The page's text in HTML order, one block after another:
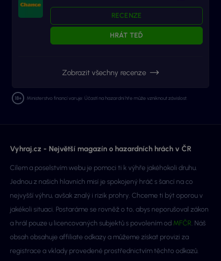
RECENZE
HRÁT TEĎ
Zobrazit všechny recenze
Ministerstvo financí varuje: Účastí na hazardní hře může vzniknout závislost.
Vyhraj.cz - Největší magazín o hazardních hrách v ČR
Cílem a poselstvím webu je pomoci ti k výhře jakéhokoli druhu.
Jednou z našich hlavních misí je spokojený hráč s šancí na co
nejvyšší výhru, avšak znalý i rizik prohry. Chceme ti být oporou v
jakékoli situaci. Postaráme se rovněž o to, abys neporušoval zákon
a hrál pouze u licencovaných subjektů s povolením od MFČR. Náš
obsah obsahuje affiliate odkazy a můžeme získat provizi za
registrace a vklady provedené prostřednictvím těchto odkazů.